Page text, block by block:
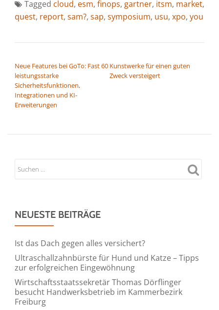
Tagged cloud, esm, finops, gartner, itsm, market,
quest, report, sam?, sap, symposium, usu, xpo, you
Neue Features bei GoTo: Fast 60
leistungsstarke
Sicherheitsfunktionen,
Integrationen und KI-
Erweiterungen
Kunstwerke für einen guten
Zweck versteigert
NEUESTE BEITRÄGE
Ist das Dach gegen alles versichert?
Ultraschallzahnbürste für Hund und Katze – Tipps
zur erfolgreichen Eingewöhnung
Wirtschaftsstaatssekretär Thomas Dörflinger
besucht Handwerksbetrieb im Kammerbezirk
Freiburg